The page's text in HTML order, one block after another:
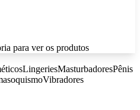
para ver os produtos
LingeriesMasturbadoresPênis
Vibradores